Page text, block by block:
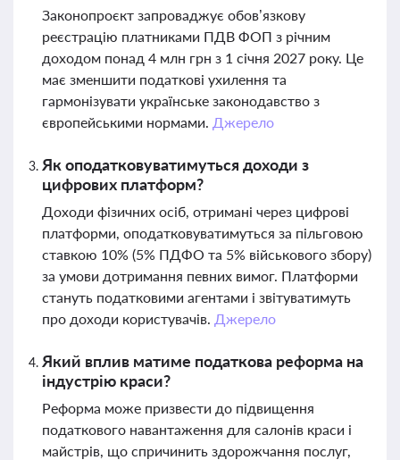
Законопроєкт запроваджує обов’язкову
реєстрацію платниками ПДВ ФОП з річним
доходом понад 4 млн грн з 1 січня 2027 року. Це
має зменшити податкові ухилення та
гармонізувати українське законодавство з
європейськими нормами. Джерело
Як оподатковуватимуться доходи з
цифрових платформ?
Доходи фізичних осіб, отримані через цифрові
платформи, оподатковуватимуться за пільговою
ставкою 10% (5% ПДФО та 5% військового збору)
за умови дотримання певних вимог. Платформи
стануть податковими агентами і звітуватимуть
про доходи користувачів. Джерело
Який вплив матиме податкова реформа на
індустрію краси?
Реформа може призвести до підвищення
податкового навантаження для салонів краси і
майстрів, що спричинить здорожчання послуг,